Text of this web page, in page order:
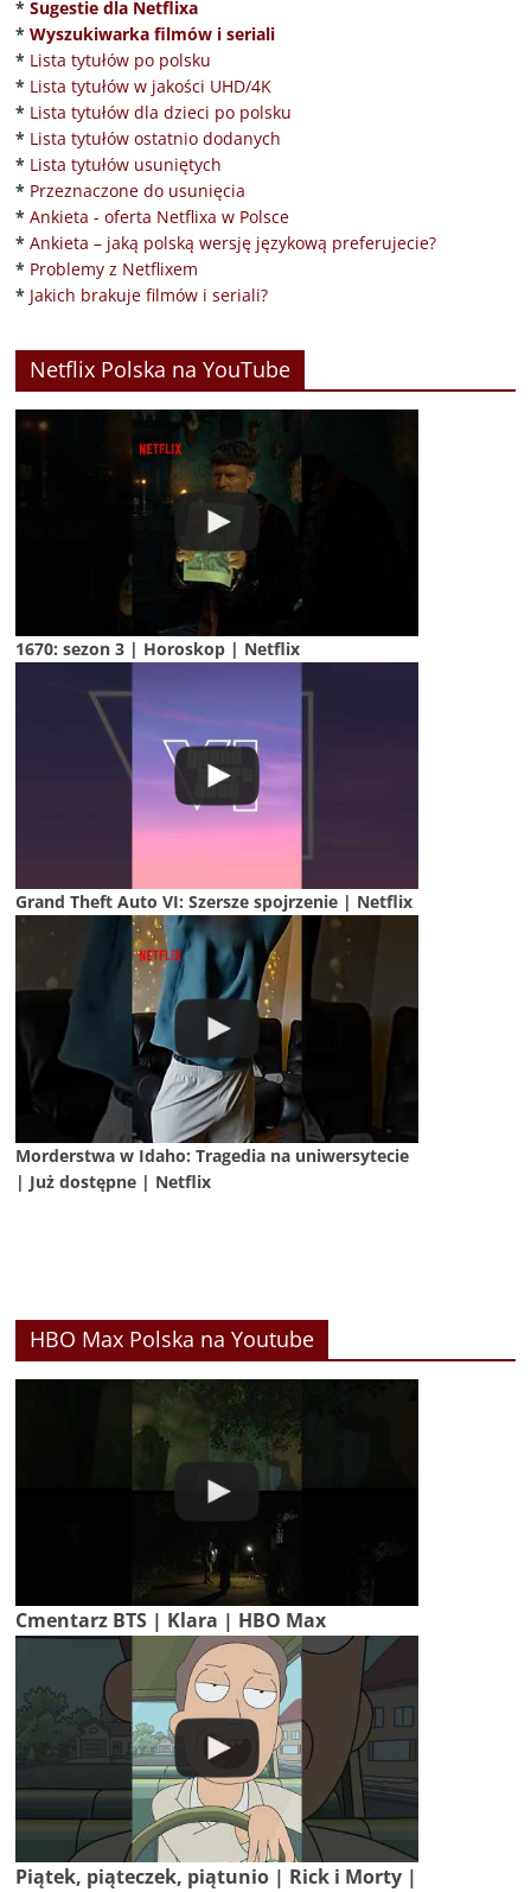
* Sugestie dla Netflixa
* Wyszukiwarka filmów i seriali
* Lista tytułów po polsku
* Lista tytułów w jakości UHD/4K
* Lista tytułów dla dzieci po polsku
* Lista tytułów ostatnio dodanych
* Lista tytułów usuniętych
* Przeznaczone do usunięcia
* Ankieta - oferta Netflixa w Polsce
* Ankieta – jaką polską wersję językową preferujecie?
* Problemy z Netflixem
* Jakich brakuje filmów i seriali?
Netflix Polska na YouTube
1670: sezon 3 | Horoskop | Netflix
Grand Theft Auto VI: Szersze spojrzenie | Netflix
Morderstwa w Idaho: Tragedia na uniwersytecie
| Już dostępne | Netflix
HBO Max Polska na Youtube
Cmentarz BTS | Klara | HBO Max
Piątek, piąteczek, piątunio | Rick i Morty |